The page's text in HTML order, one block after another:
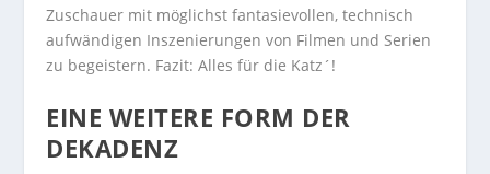
Zuschauer mit möglichst fantasievollen, technisch
aufwändigen Inszenierungen von Filmen und Serien
zu begeistern. Fazit: Alles für die Katz´!
EINE WEITERE FORM DER
DEKADENZ